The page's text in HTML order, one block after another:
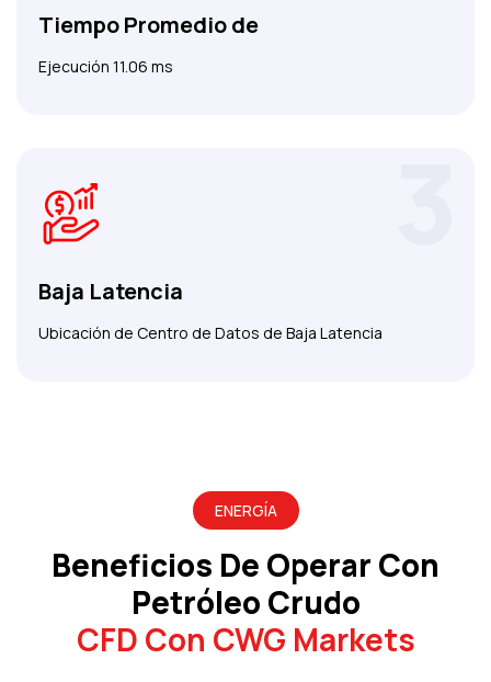
Tiempo Promedio de
Ejecución 11.06 ms
Baja Latencia
Ubicación de Centro de Datos de Baja Latencia
ENERGÍA
Beneficios De Operar Con
Petróleo Crudo
CFD Con CWG Markets